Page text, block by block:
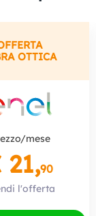
OTTICA
mese
21,90
l'offerta